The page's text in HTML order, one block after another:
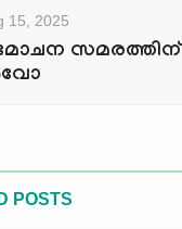
15, 2025
സമരത്തിന്
POSTS